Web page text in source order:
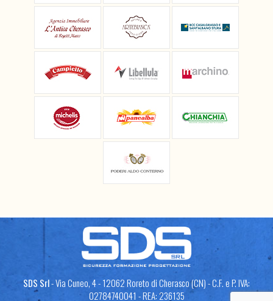
SDS Srl- Via Cuneo, 4 - 12062 Roreto di Cherasco (CN) - C.F. e P. IVA:
02784740041 - REA: 236135